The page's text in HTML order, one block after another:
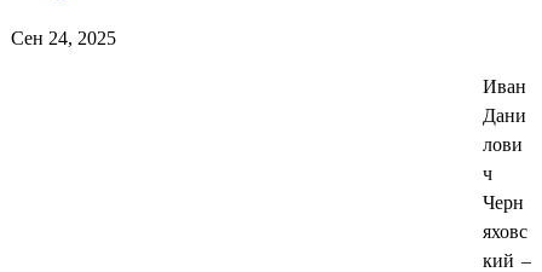
Сен 24, 2025
Иван
Дани
лови
ч
Черн
яховс
кий –